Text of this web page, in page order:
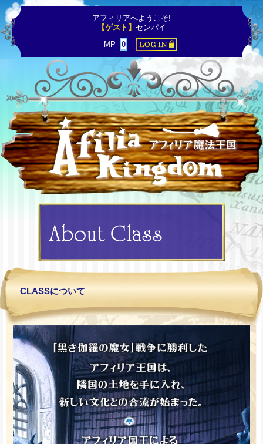
アフィリアへようこそ!
【ゲスト】 センパイ
MP
0
CLASSについて